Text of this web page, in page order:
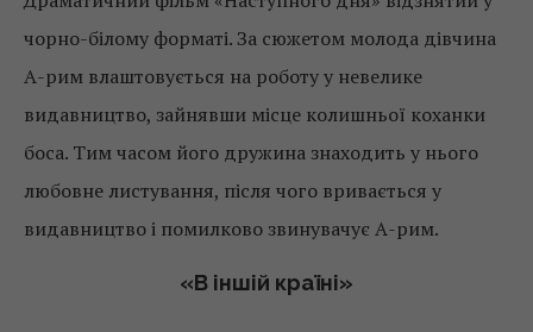
чорно-білому форматі. За сюжетом молода дівчина
А-рим влаштовується на роботу у невелике
видавництво, зайнявши місце колишньої коханки
боса. Тим часом його дружина знаходить у нього
любовне листування, після чого вривається у
видавництво і помилково звинувачує А-рим.
«В іншій країні»